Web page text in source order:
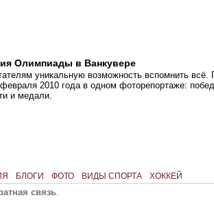
Олимпиады в Ванкувере
уникальную возможность вспомнить
2010 года в одном фоторепортаже:
и медали.
БЛОГИ ФОТО ВИДЫ СПОРТА ХОККЕЙ
связь.